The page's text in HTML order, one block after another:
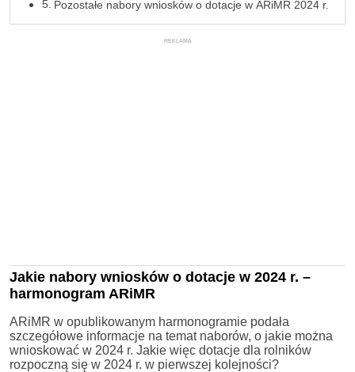
Pozostałe nabory wniosków o dotacje w ARiMR 2024 r.
REKLAMA
Jakie nabory wniosków o dotacje w 2024 r. –
harmonogram ARiMR
ARiMR w opublikowanym harmonogramie podała
szczegółowe informacje na temat naborów, o jakie można
wnioskować w 2024 r. Jakie więc dotacje dla rolników
rozpoczną się w 2024 r. w pierwszej kolejności?